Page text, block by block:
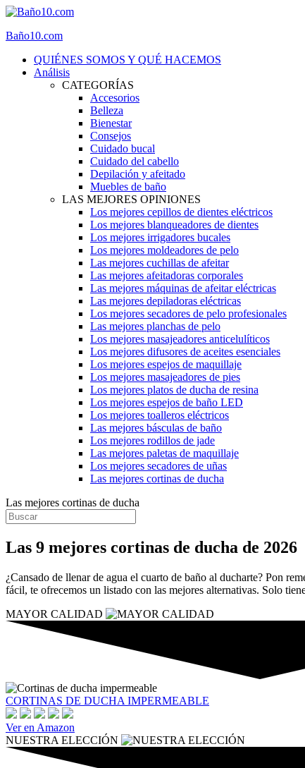
Baño10.com
QUIÉNES SOMOS Y QUÉ HACEMOS
Análisis
CATEGORÍAS
Accesorios
Belleza
Bienestar
Consejos
Cuidado bucal
Cuidado del cabello
Depilación y afeitado
Muebles de baño
LAS MEJORES OPINIONES
Los mejores cepillos de dientes eléctricos
Los mejores blanqueadores de dientes
Los mejores irrigadores bucales
Los mejores moldeadores de pelo
Las mejores cuchillas de afeitar
Las mejores afeitadoras corporales
Las mejores máquinas de afeitar eléctricas
Las mejores depiladoras eléctricas
Los mejores secadores de pelo profesionales
Las mejores planchas de pelo
Los mejores masajeadores anticelulíticos
Los mejores difusores de aceites esenciales
Los mejores espejos de maquillaje
Los mejores masajeadores de pies
Los mejores platos de ducha de resina
Los mejores espejos de baño LED
Los mejores toalleros eléctricos
Las mejores básculas de baño
Los mejores rodillos de jade
Las mejores paletas de maquillaje
Los mejores secadores de uñas
Las mejores cortinas de ducha
Las mejores cortinas de ducha
Las 9 mejores cortinas de ducha de 2026
¿Cansado de llenar de agua el cuarto de baño al ducharte? Pon
fácil, te ofrecemos un listado con las mejores alternativas. Solo
MAYOR CALIDAD
CORTINAS DE DUCHA IMPERMEABLE
Ver en Amazon
NUESTRA ELECCIÓN